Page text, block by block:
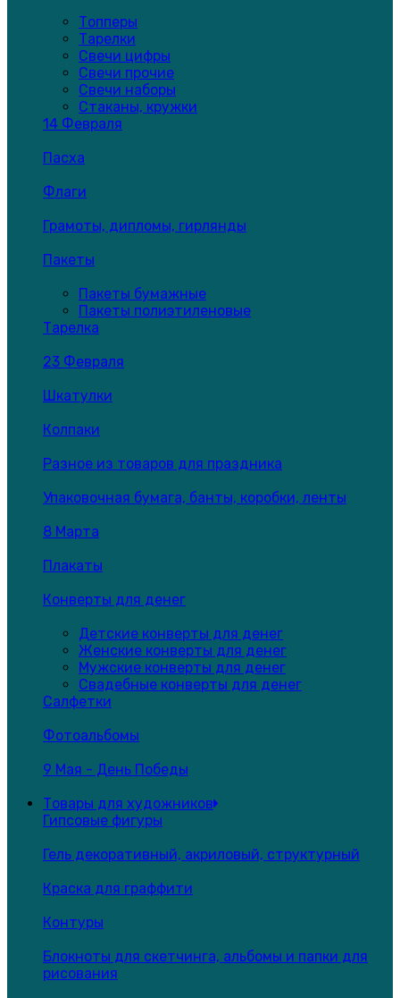
Топперы
Тарелки
Свечи цифры
Свечи прочие
Свечи наборы
Стаканы, кружки
14 Февраля
Пасха
Флаги
Грамоты, дипломы, гирлянды
Пакеты
Пакеты бумажные
Пакеты полиэтиленовые
Тарелка
23 Февраля
Шкатулки
Колпаки
Разное из товаров для праздника
Упаковочная бумага, банты, коробки, ленты
8 Марта
Плакаты
Конверты для денег
Детские конверты для денег
Женские конверты для денег
Мужские конверты для денег
Свадебные конверты для денег
Салфетки
Фотоальбомы
9 Мая - День Победы
Товары для художников
Гипсовые фигуры
Гель декоративный, акриловый, структурный
Краска для граффити
Контуры
Блокноты для скетчинга, альбомы и папки для
рисования